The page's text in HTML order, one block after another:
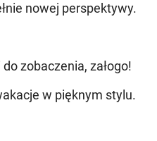
nowej perspektywy.
zobaczenia, załogo!
w pięknym stylu.